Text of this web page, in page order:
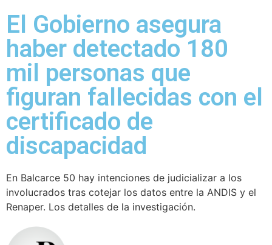
El Gobierno asegura
haber detectado 180
mil personas que
figuran fallecidas con el
certificado de
discapacidad
En Balcarce 50 hay intenciones de judicializar a los
involucrados tras cotejar los datos entre la ANDIS y el
Renaper. Los detalles de la investigación.